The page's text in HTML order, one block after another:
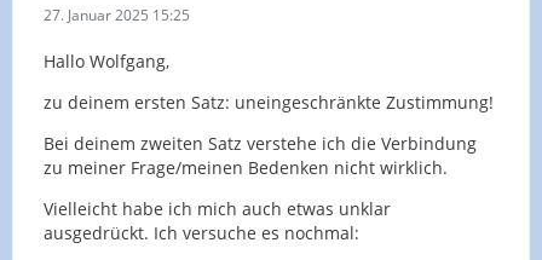
27. Januar 2025 15:25
Hallo Wolfgang,
zu deinem ersten Satz: uneingeschränkte Zustimmung!
Bei deinem zweiten Satz verstehe ich die Verbindung
zu meiner Frage/meinen Bedenken nicht wirklich.
Vielleicht habe ich mich auch etwas unklar
ausgedrückt. Ich versuche es nochmal: